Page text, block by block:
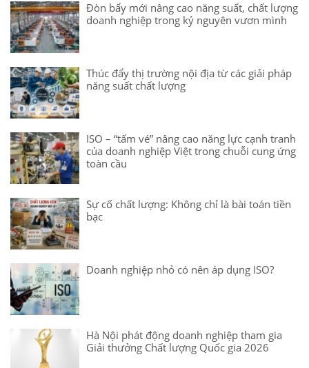
Đòn bẩy mới nâng cao năng suất, chất lượng
doanh nghiệp trong kỷ nguyên vươn mình
Thúc đẩy thị trường nội địa từ các giải pháp
năng suất chất lượng
ISO – “tấm vé” nâng cao năng lực cạnh tranh
của doanh nghiệp Việt trong chuỗi cung ứng
toàn cầu
Sự cố chất lượng: Không chỉ là bài toán tiền
bạc
Doanh nghiệp nhỏ có nên áp dụng ISO?
Hà Nội phát động doanh nghiệp tham gia
Giải thưởng Chất lượng Quốc gia 2026